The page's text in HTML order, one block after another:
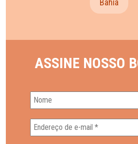
Bahia
ASSINE NOSSO